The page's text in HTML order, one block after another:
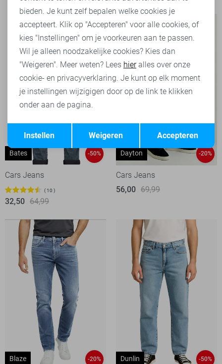
Bates -50%
Cars Jeans
10
32,50 64,99
Dayton -20%
Cars Jeans
56,00 69,99
Blaze -20% Dunlin -50%
Terug Opslaan
bieden. Je kunt zelf bepalen welke cookies je
accepteert. Klik op "Accepteren" voor alle cookies, of
kies "Instellingen" om je voorkeuren aan te passen.
Wil je alleen noodzakelijke cookies? Kies dan
"Weigeren". Meer weten? Lees hieralles over onze
cookie- en privacyverklaring. Je kunt op elk moment
je instellingen wijzigigen door op de link te klikken
onder aan de pagina.
Accepteren
Weigeren
Instellen